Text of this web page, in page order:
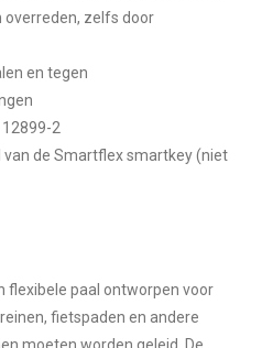
overreden, zelfs door
en tegen
12899-2
de Smartflex smartkey (niet
flexibele paal ontworpen voor
fietspaden en andere